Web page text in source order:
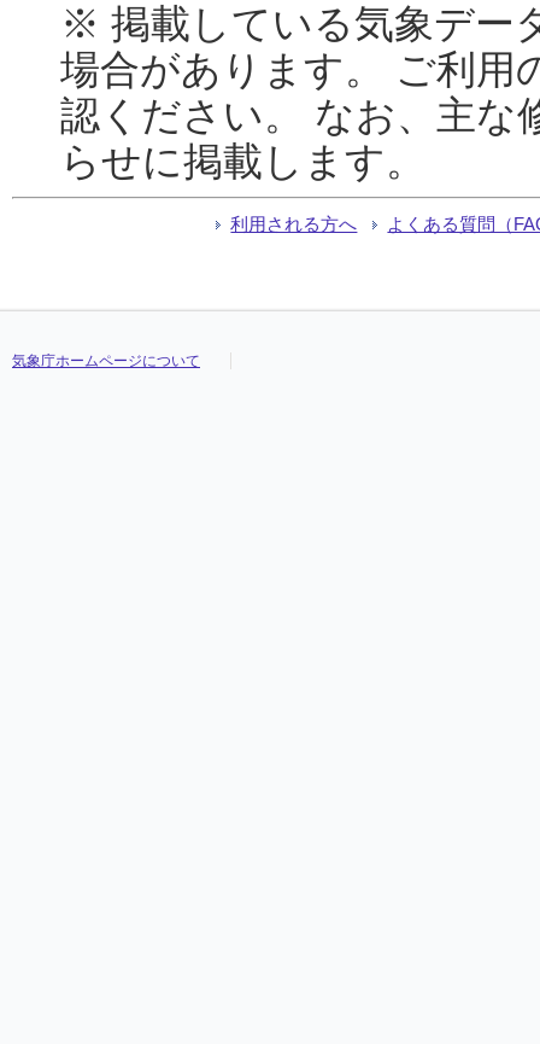
※ 掲載している気象デー
場合があります。 ご利用
認ください。 なお、主な
らせに掲載します。
利用される方へ よくある質問（
気象庁ホームページについて